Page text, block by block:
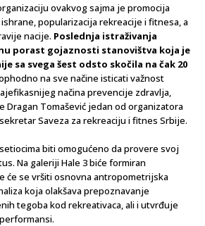
ovakvog sajma je promocija
popularizacija rekreacije i fitnesa, a
nacije. Poslednja istraživanja
porast gojaznosti stanovištva koja je
sa svega šest odsto skočila na čak 20
na sve načine isticati važnost
načina prevencije zdravlja,
Dragan Tomašević jedan od organizatora
Saveza za rekreaciju i fitnes Srbije.
biti omogućeno da provere svoj
Na galeriji Hale 3 biće formiran
će se vršiti osnovna antropometrijska
koja olakšava prepoznavanje
tegoba kod rekreativaca, ali i utvrđuje